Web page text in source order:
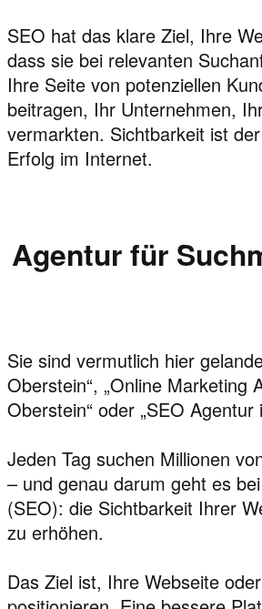
SEO hat das klare Ziel, Ihre
dass sie bei relevanten
Ihre Seite von potenziellen
beitragen, Ihr Unternehmen,
vermarkten. Sichtbarkeit ist
Erfolg im Internet.
Agentur für
Sie sind vermutlich hier
Oberstein“, „Online Marketing
Oberstein“ oder „SEO
Jeden Tag suchen Millionen
– und genau darum geht es
(SEO): die Sichtbarkeit Ihrer
zu erhöhen.
Das Ziel ist, Ihre Webseite